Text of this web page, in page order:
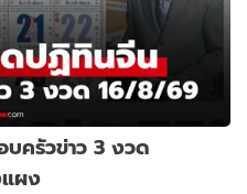
ครัวข่าว 3 งวด
ผง